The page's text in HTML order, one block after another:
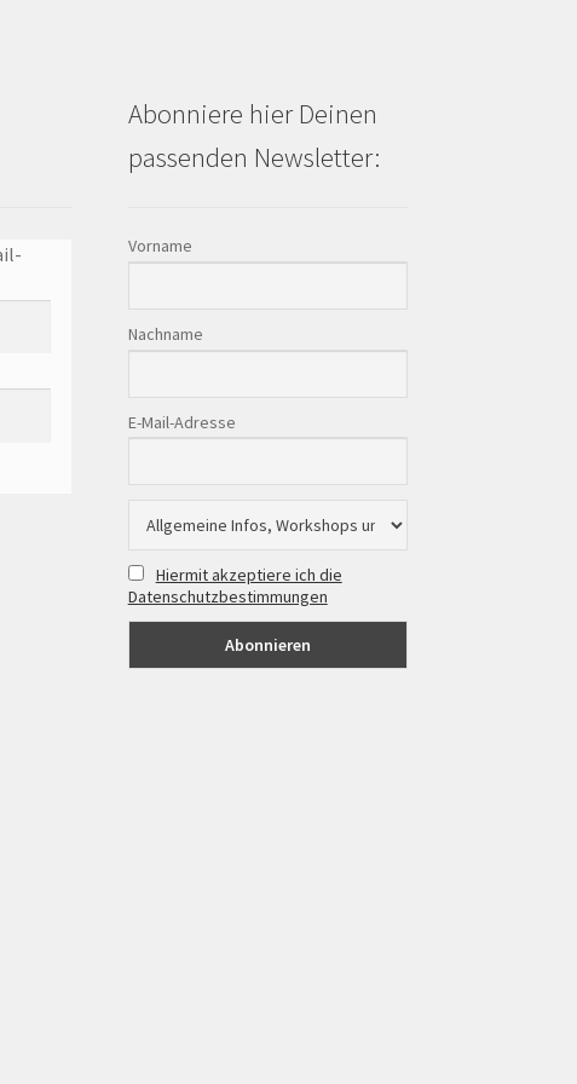
Abonniere hier Deinen
passenden Newsletter:
Vorname
Nachname
E-Mail-Adresse
Hiermit akzeptiere ich die
Datenschutzbestimmungen